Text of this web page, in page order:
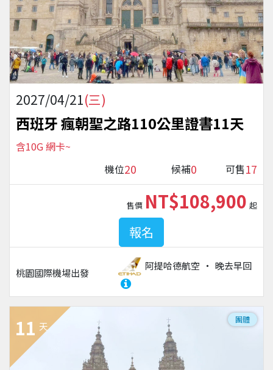
2027/04/21(三)
西班牙 瘋朝聖之路110公里證書11天
含10G 網卡~
機位20 候補0 可售17
桃園國際機場出發
阿提哈德航空 晚去早回
售價 NT$108,900 起
報名
11 天
團體